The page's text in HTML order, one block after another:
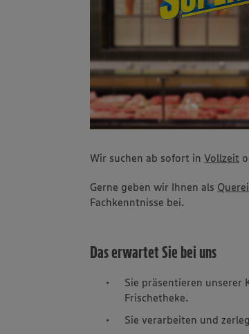
Wir suchen ab sofort inVollzeit
Gerne geben wir Ihnen als
Fachkenntnisse bei.
Das erwartet Sie bei uns
Sie präsentieren unserer
Frischetheke.
Sie verarbeiten und